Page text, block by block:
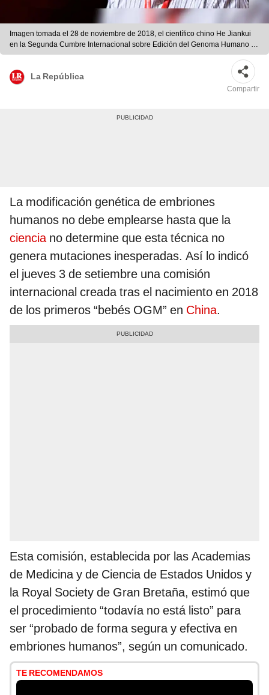
Imagen tomada el 28 de noviembre de 2018, el científico chino He Jiankui
en la Segunda Cumbre Internacional sobre Edición del Genoma Humano en
Hong Kong. Foto:AFP.
La República
Compartir
La modificación genética de embriones
humanos no debe emplearse hasta que la
cienciano determine que esta técnica no
genera mutaciones inesperadas. Así lo indicó
el jueves 3 de setiembre una comisión
internacional creada tras el nacimiento en 2018
de los primeros “bebés OGM” en China.
Esta comisión, establecida por las Academias
de Medicina y de Ciencia de Estados Unidos y
la Royal Society de Gran Bretaña, estimó que
el procedimiento “todavía no está listo” para
ser “probado de forma segura y efectiva en
embriones humanos”, según un comunicado.
TE RECOMENDAMOS